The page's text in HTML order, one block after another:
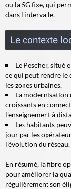
ou la 5G fixe, qui
dans l'intervalle.
Le contexte
Le Pescher, situé
ce qui peut rendre le
les zones urbaines.
La modernisation
croissants en
l'enseignement à
Les habitants
jour par les
l'évolution du réseau.
En résumé, la fibre
pour améliorer la
régulièrement son